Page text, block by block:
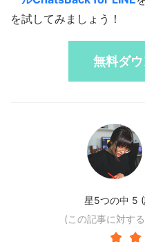
を試してみましょう！
無料ダ
星5つの中 5 (
(この記事に対す